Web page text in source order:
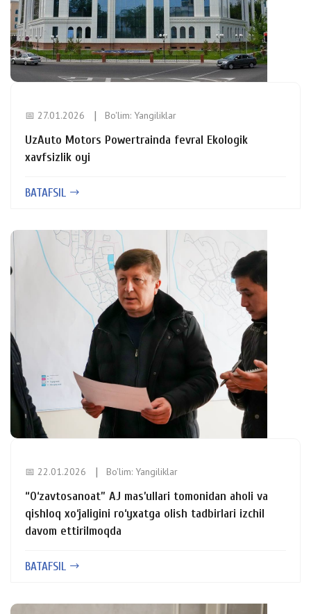
📅 27.01.2026 Bo'lim: Yangiliklar
UzAuto Motors Powertrainda fevral Ekologik
xavfsizlik oyi
BATAFSIL
📅 22.01.2026 Bo'lim: Yangiliklar
“O‘zavtosanoat” AJ mas’ullari tomonidan aholi va
qishloq xo‘jaligini ro‘yxatga olish tadbirlari izchil
davom ettirilmoqda
BATAFSIL